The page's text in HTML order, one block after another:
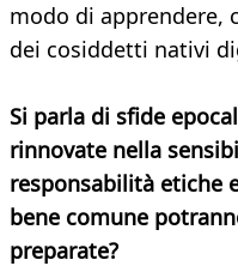
modo di apprendere,
dei cosiddetti nativi
Si parla di sfide
rinnovate nella
responsabilità etiche
bene comune
preparate?